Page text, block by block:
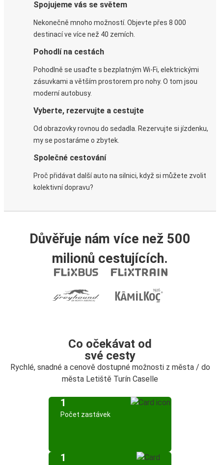
Spojujeme vás se světem
Nekonečně mnoho možností. Objevte přes 8 000
destinací ve více než 40 zemích.
Pohodlí na cestách
Pohodlně se usaďte s bezplatným Wi-Fi, elektrickými
zásuvkami a větším prostorem pro nohy. O tom jsou
moderní autobusy.
Vyberte, rezervujte a cestujte
Od obrazovky rovnou do sedadla. Rezervujte si jízdenku,
my se postaráme o zbytek.
Společné cestování
Proč přidávat další auto na silnici, když si můžete zvolit
kolektivní dopravu?
Důvěřuje nám více než 500
milionů cestujících.
Co očekávat od
své cesty
Rychlé, snadné a cenově dostupné možnosti z města / do
města Letiště Turín Caselle
1
Počet zastávek
1